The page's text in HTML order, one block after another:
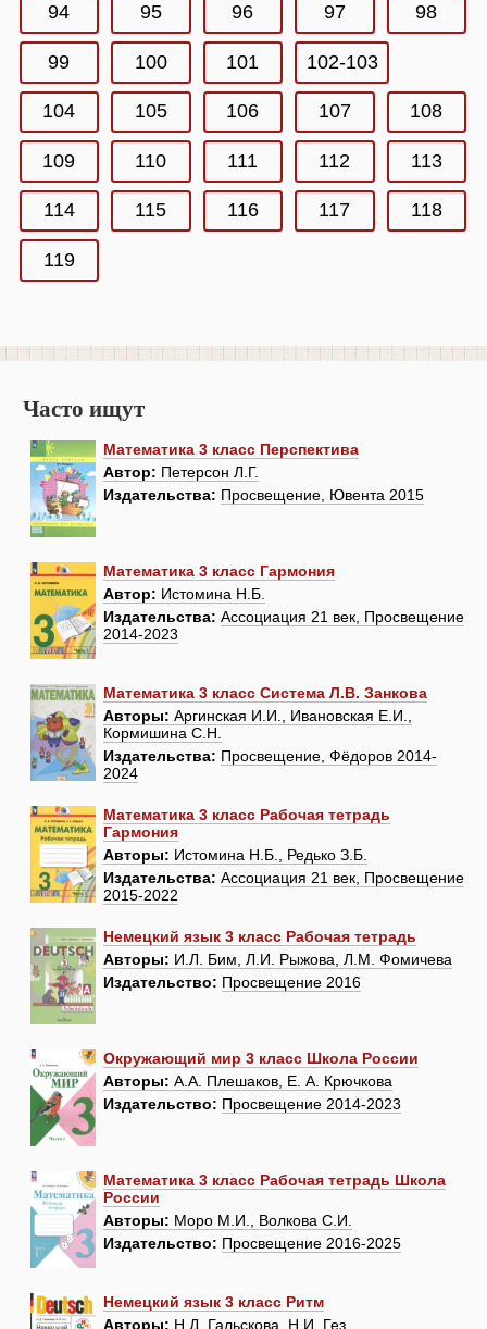
94 95 96 97 98
99 100 101 102-103
104 105 106 107 108
109 110 111 112 113
114 115 116 117 118
119
Часто ищут
Математика 3 класс Перспектива
Автор: Петерсон Л.Г.
Издательства: Просвещение, Ювента 2015
Математика 3 класс Гармония
Автор: Истомина Н.Б.
Издательства: Ассоциация 21 век, Просвещение
2014-2023
Математика 3 класс Система Л.В. Занкова
Авторы: Аргинская И.И., Ивановская Е.И.,
Кормишина С.Н.
Издательства: Просвещение, Фёдоров 2014-
2024
Математика 3 класс Рабочая тетрадь
Гармония
Авторы: Истомина Н.Б., Редько З.Б.
Издательства: Ассоциация 21 век, Просвещение
2015-2022
Немецкий язык 3 класс Рабочая тетрадь
Авторы: И.Л. Бим, Л.И. Рыжова, Л.М. Фомичева
Издательство: Просвещение 2016
Окружающий мир 3 класс Школа России
Авторы: А.А. Плешаков, Е. А. Крючкова
Издательство: Просвещение 2014-2023
Математика 3 класс Рабочая тетрадь Школа
России
Авторы: Моро М.И., Волкова С.И.
Издательство: Просвещение 2016-2025
Немецкий язык 3 класс Ритм
Авторы: Н.Д. Гальскова, Н.И. Гез